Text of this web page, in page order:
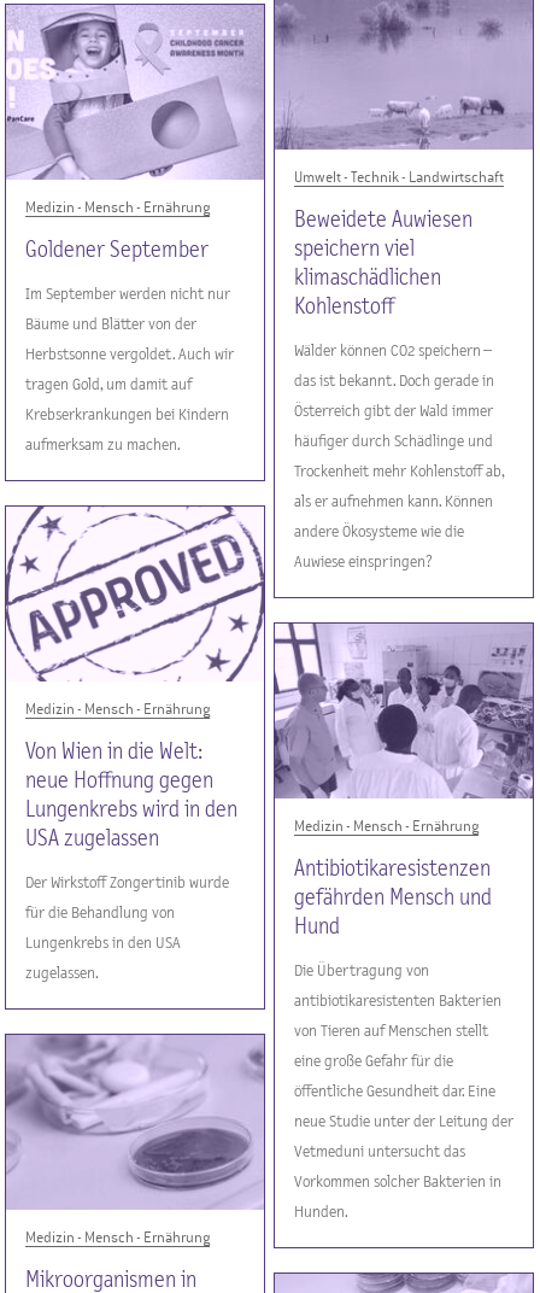
Umwelt - Technik - Landwirtschaft
Beweidete Auwiesen
speichern viel
klimaschädlichen
Kohlenstoff
Wälder können CO2 speichern –
das ist bekannt. Doch gerade in
Österreich gibt der Wald immer
häufiger durch Schädlinge und
Trockenheit mehr Kohlenstoff ab,
als er aufnehmen kann. Können
andere Ökosysteme wie die
Auwiese einspringen?
Medizin - Mensch - Ernährung
Goldener September
Im September werden nicht nur
Bäume und Blätter von der
Herbstsonne vergoldet. Auch wir
tragen Gold, um damit auf
Krebserkrankungen bei Kindern
aufmerksam zu machen.
Medizin - Mensch - Ernährung
Von Wien in die Welt:
neue Hoffnung gegen
Lungenkrebs wird in den
USA zugelassen
Der Wirkstoff Zongertinib wurde
für die Behandlung von
Lungenkrebs in den USA
zugelassen.
Medizin - Mensch - Ernährung
Antibiotikaresistenzen
gefährden Mensch und
Hund
Die Übertragung von
antibiotikaresistenten Bakterien
von Tieren auf Menschen stellt
eine große Gefahr für die
öffentliche Gesundheit dar. Eine
neue Studie unter der Leitung der
Vetmeduni untersucht das
Vorkommen solcher Bakterien in
Hunden.
Medizin - Mensch - Ernährung
Mikroorganismen in